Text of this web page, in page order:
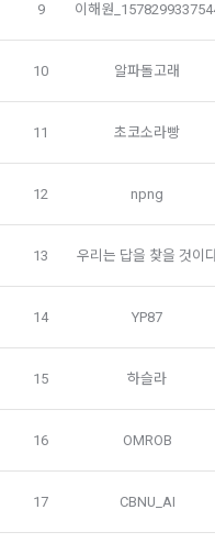
7. “대회"라 함은 “기업회
을 크라우드소싱하기 위
해커톤, AI해커톤, AI경진
8. “교육”이라 함은 “회사
라인/오프라인 교육서비
9. "아이디"라 함은 회원의
호하기 위하여 "회원"이 선
동일한 용도로 쓰이는 “사
한다.
제 3 조 (효력의 발생 및 변
본 약관은 온라인을 통하
생한다.
1. "회사"는 이 약관의 내
명, 사업자등록번호, 연락
보를 이용하지 않습니다.
1) 회원관리
의에 대한 응답, 새로운 정
2) 서비스 제공에 관한 계
산
본인인증, 채용정보 매칭
간의 상호 연락, 구매 및
방지와 비인가 사용방지
3) 서비스 개발 및 마케팅
맞춤 서비스 제공, 서비스
규 서비스 개발을 위한 통
9 이해원
10 알파돌고래
11 초코소라빵
12 npng
13 우리는 답을 찾을 것이
14 YP87
15 하슬라
16 OMROB
17 CBNU_AI